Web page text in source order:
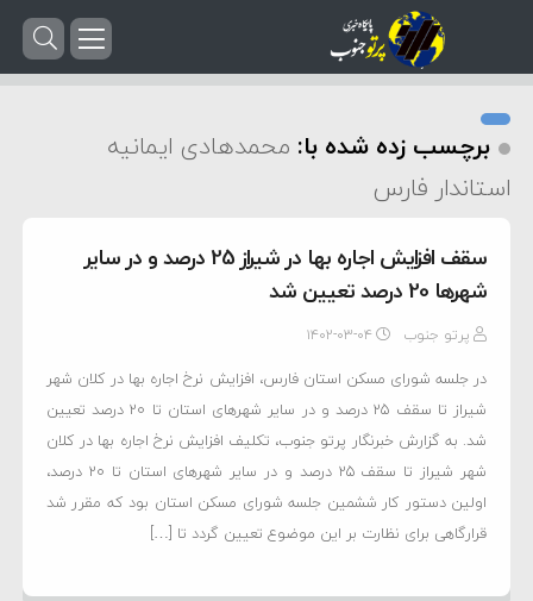
برچسب زده شده با: محمدهادی ایمانیه
استاندار فارس
سقف افزایش اجاره بها در شیراز 25 درصد و در سایر
شهرها 20 درصد تعیین شد
پرتو جنوب ۱۴۰۲-۰۳-۰۴
در جلسه شورای مسکن استان فارس، افزایش نرخ اجاره بها در کلان شهر
شیراز تا سقف 25 درصد و در سایر شهرهای استان تا 20 درصد تعیین
شد. به گزارش خبرنگار پرتو جنوب، تکلیف افزایش نرخ اجاره بها در کلان
شهر شیراز تا سقف 25 درصد و در سایر شهرهای استان تا 20 درصد،
اولین دستور کار ششمین جلسه شورای مسکن استان بود که مقرر شد
قرارگاهی برای نظارت بر این موضوع تعیین گردد تا […]